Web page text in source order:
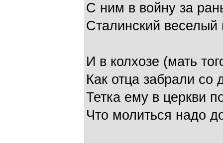
С ним в войну за
Сталинский веселый
И в колхозе (мать
Как отца забрали со
Тетка ему в церкви
Что молиться надо